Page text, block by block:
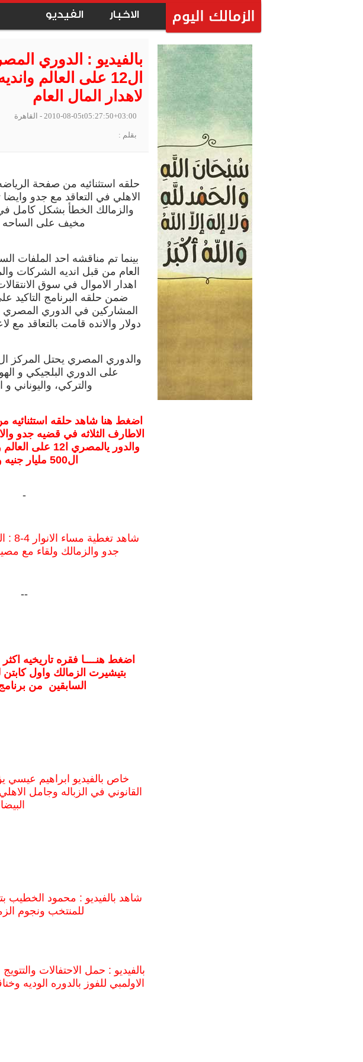
الاخبار الفيديو
ال12 على العالم
لاهدار المال العام
2010-08-05t05:27:50+03:00 - القاهرة
بقلم :
حلقه استثنائيه من صفحة
الاهلي في التعاقد مع جدو
والزمالك الخطأ بشكل كامل
مخيف على الساحه
بينما تم مناقشه احد الملفات
العام من قبل انديه الشركات
اهدار الاموال في سوق
ضمن حلقه البرنامج التاكيد
دولار والانده قامت بالتعاقد مع لاعبين ب86
على الدوري البلجيكي و
والتركي، واليوناني و
اضغط هنا شاهد حلقه استثنائيه
الاطارف الثلاثه في قضيه جدو
والدور يالمصري
ال500 مليار جنيه والمزيد
-
جدو والزمالك ولقاء مع
--
اضغط هنــــا فقره تاريخيه
بتيشيرت الزمالك واول
السابقين من
خاص بالفيديو ابراهيم عيسي
القانوني في الزباله وجامل
البيضا
شاهد بالفيديو : محمود الخطيب
للمنتخب ونجوم
بالفيديو : حمل الاحتفالات
الاولمبي للفوز بالدوره الوديه